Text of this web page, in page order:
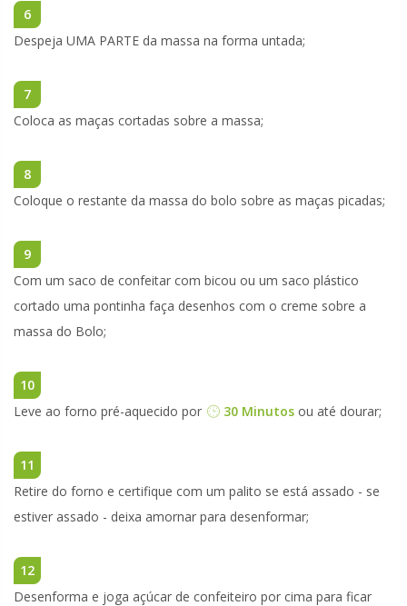
6
Despeja UMA PARTE da massa na forma untada;
7
Coloca as maças cortadas sobre a massa;
8
Coloque o restante da massa do bolo sobre as maças picadas;
9
Com um saco de confeitar com bicou ou um saco plástico
cortado uma pontinha faça desenhos com o creme sobre a
massa do Bolo;
10
Leve ao forno pré-aquecido por
30 Minutos ou até dourar;
11
Retire do forno e certifique com um palito se está assado - se
estiver assado - deixa amornar para desenformar;
12
Desenforma e joga açúcar de confeiteiro por cima para ficar